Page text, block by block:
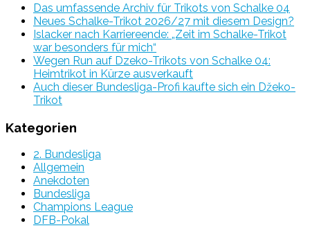
Das umfassende Archiv für Trikots von Schalke 04
Neues Schalke-Trikot 2026/27 mit diesem Design?
Islacker nach Karriereende: „Zeit im Schalke-Trikot
war besonders für mich“
Wegen Run auf Dzeko-Trikots von Schalke 04:
Heimtrikot in Kürze ausverkauft
Auch dieser Bundesliga-Profi kaufte sich ein Džeko-
Trikot
Kategorien
2. Bundesliga
Allgemein
Anekdoten
Bundesliga
Champions League
DFB-Pokal